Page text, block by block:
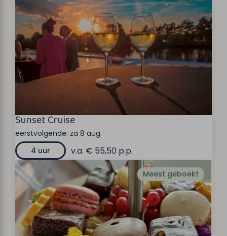
Sunset Cruise
eerstvolgende: za 8 aug.
4 uur
v.a. € 55,50 p.p.
Meest geboekt